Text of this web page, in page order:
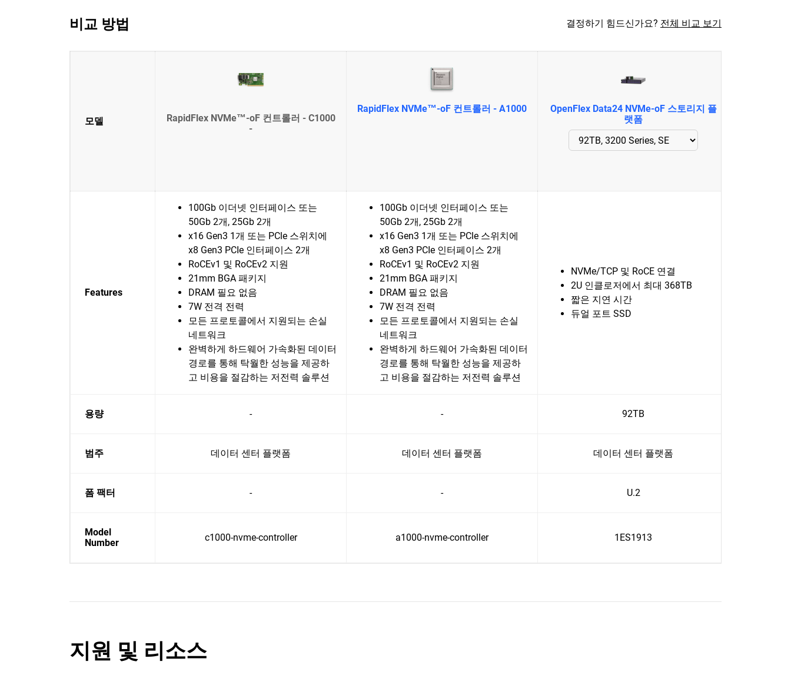
비교 방법 결정하기 힘드신가요? 전체 비교 보기
모델
RapidFlex NVMe™-oF 컨트롤러 - C1000
-
RapidFlex NVMe™-oF 컨트롤러 - A1000
OpenFlex Data24 NVMe-oF 스토리지 플
랫폼
Features
100Gb 이더넷 인터페이스 또는
50Gb 2개, 25Gb 2개
x16 Gen3 1개 또는 PCle 스위치에
x8 Gen3 PCIe 인터페이스 2개
RoCEv1 및 RoCEv2 지원
21mm BGA 패키지
DRAM 필요 없음
7W 전격 전력
모든 프로토콜에서 지원되는 손실
네트워크
완벽하게 하드웨어 가속화된 데이터
경로를 통해 탁월한 성능을 제공하
고 비용을 절감하는 저전력 솔루션
100Gb 이더넷 인터페이스 또는
50Gb 2개, 25Gb 2개
x16 Gen3 1개 또는 PCle 스위치에
x8 Gen3 PCIe 인터페이스 2개
RoCEv1 및 RoCEv2 지원
21mm BGA 패키지
DRAM 필요 없음
7W 전격 전력
모든 프로토콜에서 지원되는 손실
네트워크
완벽하게 하드웨어 가속화된 데이터
경로를 통해 탁월한 성능을 제공하
고 비용을 절감하는 저전력 솔루션
NVMe/TCP 및 RoCE 연결
2U 인클로저에서 최대 368TB
짧은 지연 시간
듀얼 포트 SSD
용량 - - 92TB
범주 데이터 센터 플랫폼 데이터 센터 플랫폼 데이터 센터 플랫폼
폼 팩터 - - U.2
Model
Number
c1000-nvme-controller a1000-nvme-controller 1ES1913
지원 및 리소스